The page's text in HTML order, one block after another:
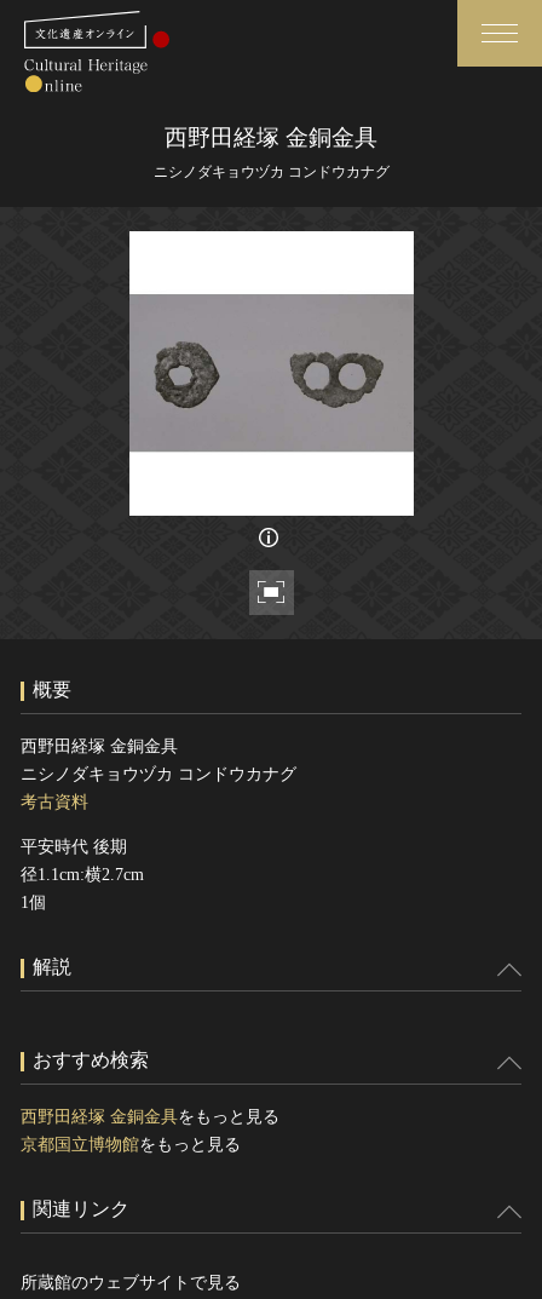
さらに詳細検索
全国の美術館・博物館
媒体資料・関連記事等
博物館、美術館の皆さまへ
お知らせ一覧
このサイトについて
サイトのご意見はこちら
文化遺産データベース
西野田経塚 金銅金具
ニシノダキョウヅカ コンドウカナグ
画像の利用条件等に関しては、登録館へお問い合わせください。
概要
西野田経塚 金銅金具
ニシノダキョウヅカ コンドウカナグ
考古資料
平安時代 後期
径1.1cm:横2.7cm
1個
解説
おすすめ検索
西野田経塚 金銅金具をもっと見る
京都国立博物館をもっと見る
関連リンク
所蔵館のウェブサイトで見る